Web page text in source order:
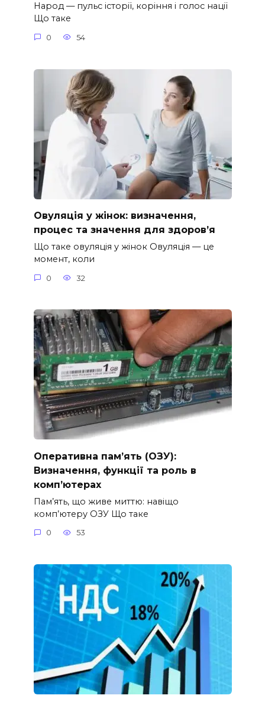
Народ — пульс історії, коріння і голос нації
Що таке
0 54
Овуляція у жінок: визначення,
процес та значення для здоров’я
Що таке овуляція у жінок Овуляція — це
момент, коли
0 32
Оперативна пам’ять (ОЗУ):
Визначення, функції та роль в
комп’ютерах
Пам’ять, що живе миттю: навіщо
комп’ютеру ОЗУ Що таке
0 53